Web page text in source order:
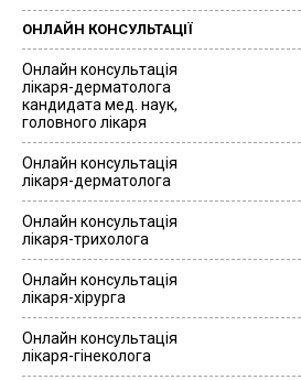
ОНЛАЙН КОНСУЛЬТАЦІЇ
Онлайн консультація
лікаря-дерматолога
кандидата мед. наук,
головного лікаря
Онлайн консультація
лікаря-дерматолога
Онлайн консультація
лікаря-трихолога
Онлайн консультація
лікаря-хірурга
Онлайн консультація
лікаря-гінеколога